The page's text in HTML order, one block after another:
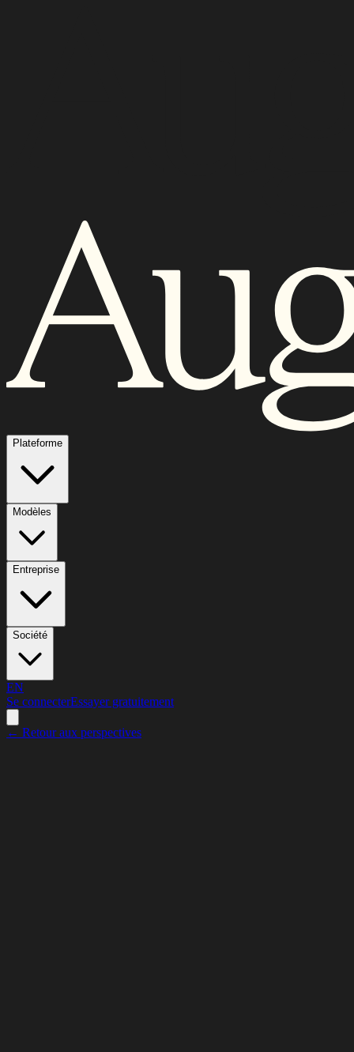
Plateforme
Modèles
Entreprise
Société
EN
Se connecterEssayer gratuitement
← Retour aux perspectives